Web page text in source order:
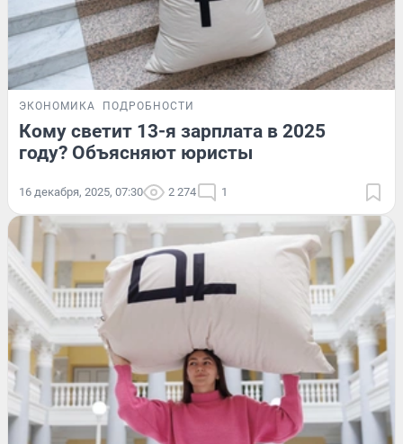
ЭКОНОМИКА ПОДРОБНОСТИ
Кому светит 13-я зарплата в 2025
году? Объясняют юристы
16 декабря, 2025, 07:30 2 274 1